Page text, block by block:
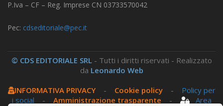
P.Iva – CF – Reg. Imprese CN 03733570042
Pec: cdseditoriale@pec.it
© CDS EDITORIALE SRL - Tutti i diritti riservati - Realizzato
da Leonardo Web
INFORMATIVA PRIVACY- Cookie policy- Policy per
i social - Amministrazione trasparente -
Area